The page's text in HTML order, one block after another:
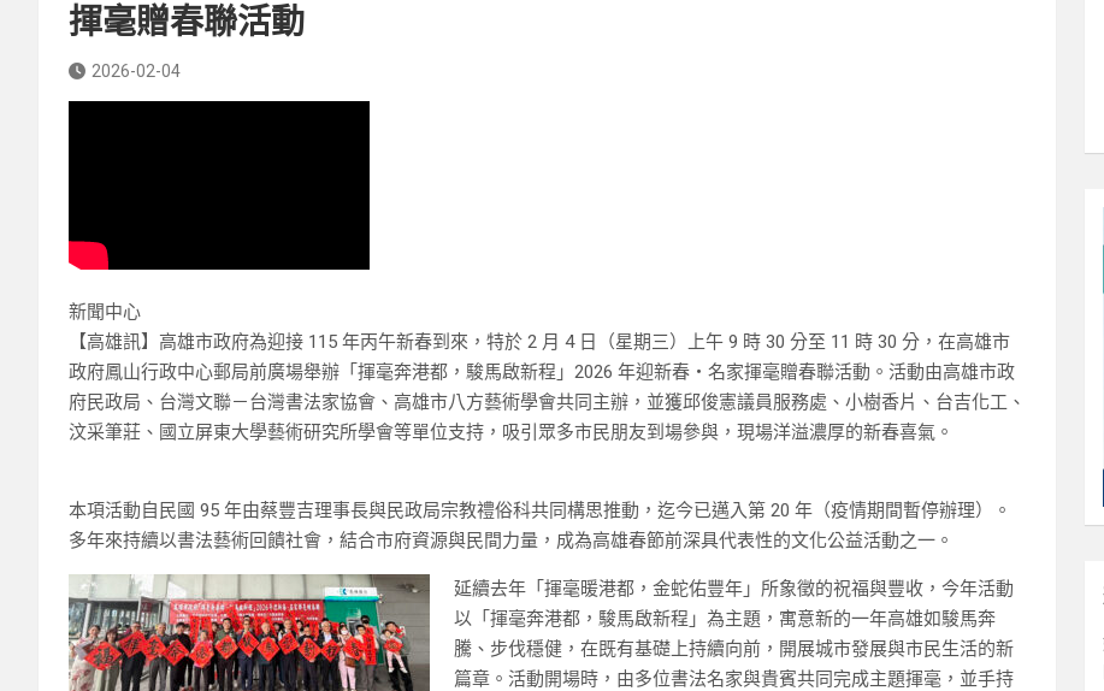
揮毫贈春聯活動
2026-02-04
新聞中心
【高雄訊】高雄市政府為迎接 115 年丙午新春到來，特於 2 月 4 日（星期三）上午 9 時 30 分至 11 時 30 分，在高雄市
政府鳳山行政中心郵局前廣場舉辦「揮毫奔港都，駿馬啟新程」2026 年迎新春・名家揮毫贈春聯活動。活動由高雄市政
府民政局、台灣文聯－台灣書法家協會、高雄市八方藝術學會共同主辦，並獲邱俊憲議員服務處、小樹香片、台吉化工、
汶采筆莊、國立屏東大學藝術研究所學會等單位支持，吸引眾多市民朋友到場參與，現場洋溢濃厚的新春喜氣。
本項活動自民國 95 年由蔡豐吉理事長與民政局宗教禮俗科共同構思推動，迄今已邁入第 20 年（疫情期間暫停辦理）。
多年來持續以書法藝術回饋社會，結合市府資源與民間力量，成為高雄春節前深具代表性的文化公益活動之一。
延續去年「揮毫暖港都，金蛇佑豐年」所象徵的祝福與豐收，今年活動
以「揮毫奔港都，駿馬啟新程」為主題，寓意新的一年高雄如駿馬奔
騰、步伐穩健，在既有基礎上持續向前，開展城市發展與市民生活的新
篇章。活動開場時，由多位書法名家與貴賓共同完成主題揮毫，並手持